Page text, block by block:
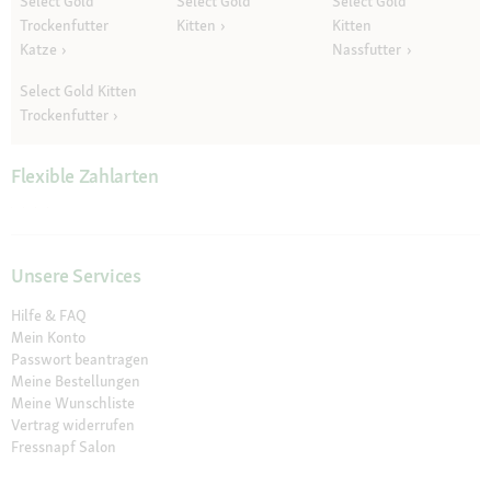
Trockenfutter
Katze
Kitten
Kitten
Nassfutter
Select Gold Kitten
Trockenfutter
Flexible Zahlarten
Unsere Services
Hilfe & FAQ
Mein Konto
Passwort beantragen
Meine Bestellungen
Meine Wunschliste
Vertrag widerrufen
Fressnapf Salon